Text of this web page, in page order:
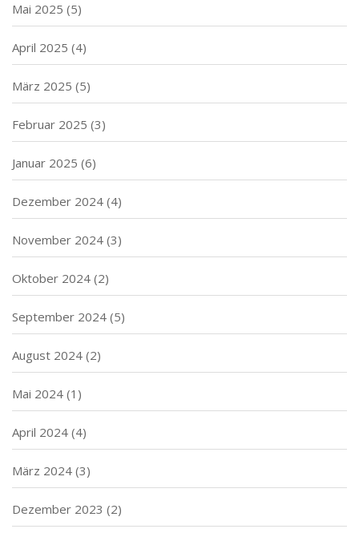
Mai 2025 (5)
April 2025 (4)
März 2025 (5)
Februar 2025 (3)
Januar 2025 (6)
Dezember 2024 (4)
November 2024 (3)
Oktober 2024 (2)
September 2024 (5)
August 2024 (2)
Mai 2024 (1)
April 2024 (4)
März 2024 (3)
Dezember 2023 (2)